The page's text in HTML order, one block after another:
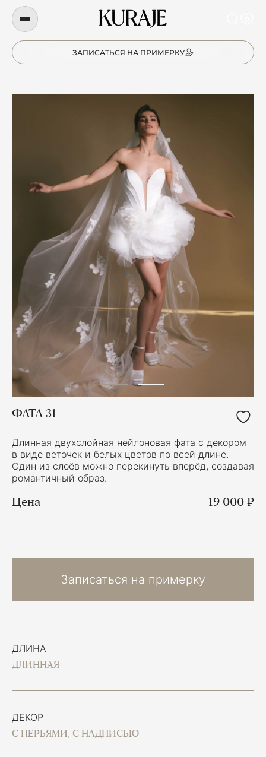
ЗАПИСАТЬСЯ НА ПРИМЕРКУ
ДЛИНА
ДЛИННАЯ
ДЕКОР
С ПЕРЬЯМИ, С НАДПИСЬЮ
ФАТА 31
Длинная двухслойная нейлоновая фата с декором
в виде веточек и белых цветов по всей длине.
Один из слоёв можно перекинуть вперёд, создавая
романтичный образ.
Цена 19 000 ₽
Записаться на примерку